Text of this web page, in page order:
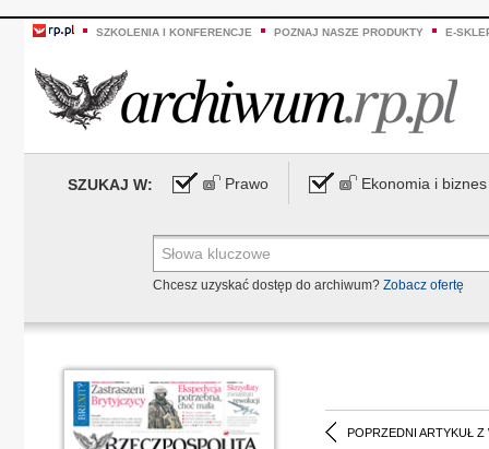
SZKOLENIA I KONFERENCJE POZNAJ NASZE PRODUKTY E-
SZUKAJ W: Prawo Ekonomia i biznes
Chcesz uzyskać dostęp do archiwum? Zobacz ofertę
POPRZEDNI ARTYKUŁ Z